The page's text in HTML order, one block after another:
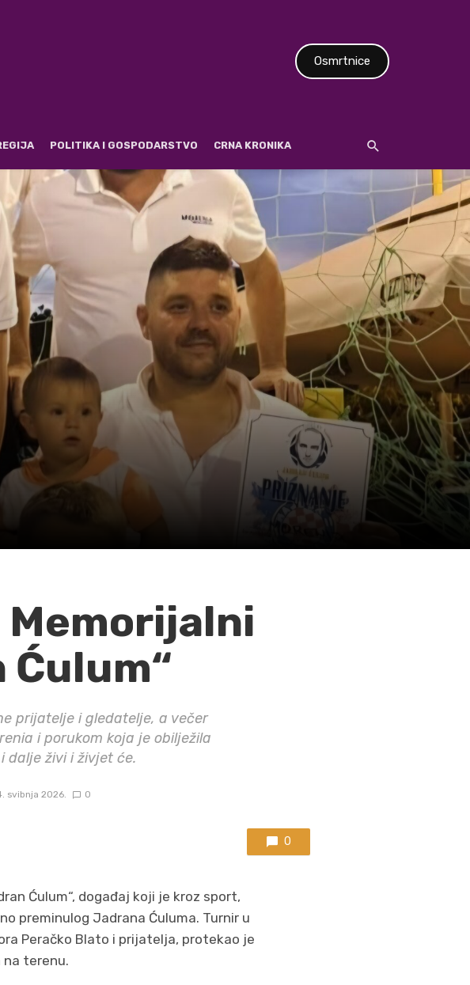
Osmrtnice
POLITIKA I GOSPODARSTVO CRNA KRONIKA
Memorijalni
prijatelje i gledatelje, a večer
i porukom koja je obilježila
dalje živi i živjet će.
svibnja 2026. 0
0
Ćulum“, događaj koji je kroz sport,
preminulog Jadrana Ćuluma. Turnir u
Peračko Blato i prijatelja, protekao je
terenu.